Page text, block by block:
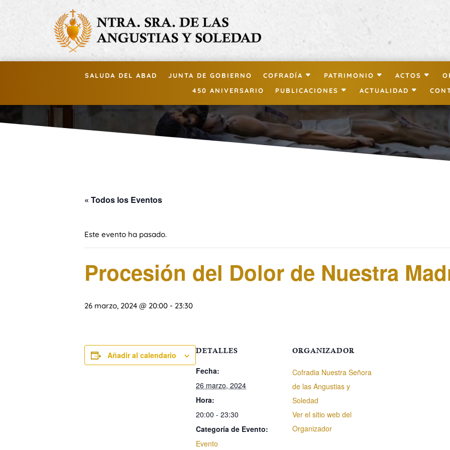
SALUDA DEL ABAD JUNTA DE GOBIERNO COFRADÍA PATRIMONIO ACTOS
450 ANIVERSARIO
PUBLICACIONES ACTUALIDAD
« Todos los Eventos
Este evento ha pasado.
Procesión del Dolor de Nuestra
26 marzo, 2024 @ 20:00 - 23:30
Añadir al calendario DETALLES
Fecha:
26 marzo, 2024
Hora:
20:00 - 23:30
Categoría de Evento:
Evento
ORGANIZADOR
Cofradia Nuestra Señora
de las Angustias y
Soledad
Ver el sitio web del
Organizador